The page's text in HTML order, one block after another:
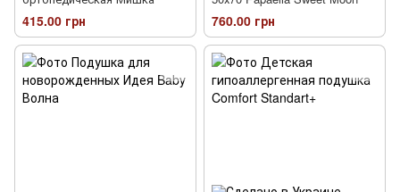
415.00 грн 760.00 грн